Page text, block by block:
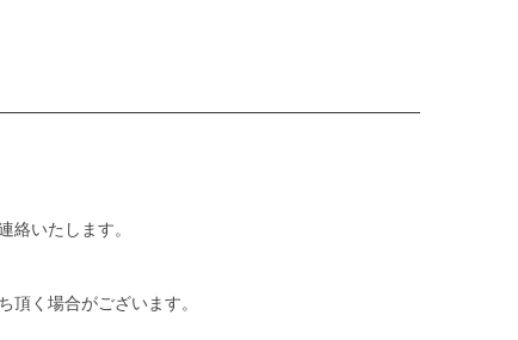
いたします。
く場合がございます。